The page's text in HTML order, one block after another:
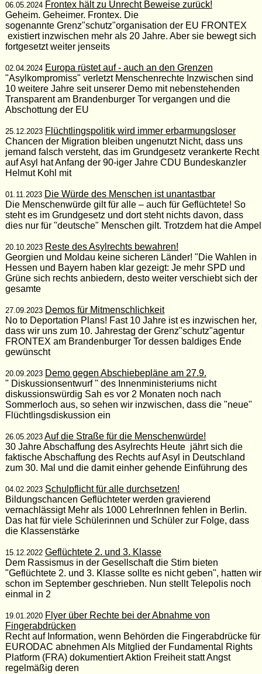
06.05.2024 Frontex hält zu Unrecht Beweise zurück!
Geheim. Geheimer. Frontex. Die
sogenannte Grenz"schutz"organisation der EU FRONTEX
existiert inzwischen mehr als 20 Jahre. Aber sie bewegt sich
fortgesetzt weiter jenseits
02.04.2024 Europa rüstet auf - auch an den Grenzen
"Asylkompromiss" verletzt Menschenrechte Inzwischen sind
10 weitere Jahre seit unserer Demo mit nebenstehenden
Transparent am Brandenburger Tor vergangen und die
Abschottung der EU
25.12.2023 Flüchtlingspolitik wird immer erbarmungsloser
Chancen der Migration bleiben ungenutzt Nicht, dass uns
jemand falsch versteht, das im Grundgesetz verankerte Recht
auf Asyl hat Anfang der 90-iger Jahre CDU Bundeskanzler
Helmut Kohl mit
01.11.2023 Die Würde des Menschen ist unantastbar
Die Menschenwürde gilt für alle – auch für Geflüchtete! So
steht es im Grundgesetz und dort steht nichts davon, dass
dies nur für "deutsche" Menschen gilt. Trotzdem hat die Ampel
20.10.2023 Reste des Asylrechts bewahren!
Georgien und Moldau keine sicheren Länder! "Die Wahlen in
Hessen und Bayern haben klar gezeigt: Je mehr SPD und
Grüne sich rechts anbiedern, desto weiter verschiebt sich der
gesamte
27.09.2023 Demos für Mitmenschlichkeit
No to Deportation Plans! Fast 10 Jahre ist es inzwischen her,
dass wir uns zum 10. Jahrestag der Grenz"schutz"agentur
FRONTEX am Brandenburger Tor dessen baldiges Ende
gewünscht
20.09.2023 Demo gegen Abschiebepläne am 27.9.
" Diskussionsentwurf " des Innenministeriums nicht
diskussionswürdig Sah es vor 2 Monaten noch nach
Sommerloch aus, so sehen wir inzwischen, dass die "neue"
Flüchtlingsdiskussion ein
26.05.2023 Auf die Straße für die Menschenwürde!
30 Jahre Abschaffung des Asylrechts Heute jährt sich die
faktische Abschaffung des Rechts auf Asyl in Deutschland
zum 30. Mal und die damit einher gehende Einführung des
04.02.2023 Schulpflicht für alle durchsetzen!
Bildungschancen Geflüchteter werden gravierend
vernachlässigt Mehr als 1000 LehrerInnen fehlen in Berlin.
Das hat für viele Schülerinnen und Schüler zur Folge, dass
die Klassenstärke
15.12.2022 Geflüchtete 2. und 3. Klasse
Dem Rassismus in der Gesellschaft die Stirn bieten
"Geflüchtete 2. und 3. Klasse sollte es nicht geben", hatten wir
schon im September geschrieben. Nun stellt Telepolis noch
einmal in 2
19.01.2020 Flyer über Rechte bei der Abnahme von
Fingerabdrücken
Recht auf Information, wenn Behörden die Fingerabdrücke für
EURODAC abnehmen Als Mitglied der Fundamental Rights
Platform (FRA) dokumentiert Aktion Freiheit statt Angst
regelmäßig deren